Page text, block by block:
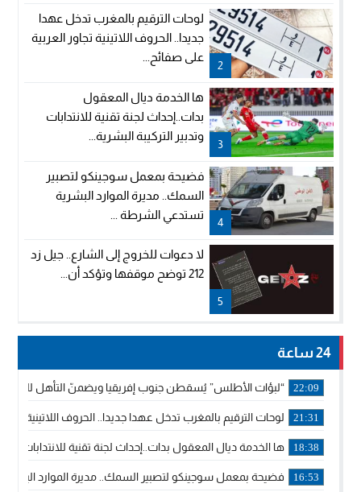
2
لوحات الترقيم بالمغرب تدخل عهدا
جديدا.. الحروف اللاتينية تجاور العربية
على صفائح...
3
ها الخدمة ديال المعقول
بدات..إحداث لجنة تقنية للانتدابات
وتدبير التركيبة البشرية...
4
فضيحة بمعمل سوجينكو لتصبير
السمك.. مديرة الموارد البشرية
تستدعي الشرطة ...
5
لا دعوات للخروج إلى الشارع.. جيل زد
212 توضح موقفها وتؤكد أن...
24 ساعة
22:09 “لبؤات الأطلس” يُسقطن جنوب إفريقيا ويضمنّ التأهل
21:31 لوحات الترقيم بالمغرب تدخل عهدا جديدا.. الحروف اللاتينية
18:38 ها الخدمة ديال المعقول بدات..إحداث لجنة تقنية للانتدابات
16:53 فضيحة بمعمل سوجينكو لتصبير السمك.. مديرة الموارد